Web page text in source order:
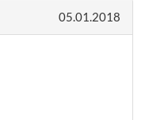
05.01.2018